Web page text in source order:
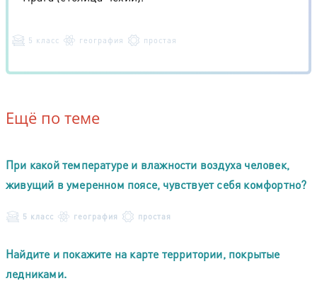
5 класс география простая
Ещё по теме
При какой температуре и влажности воздуха человек,
живущий в умеренном поясе, чувствует себя комфортно?
5 класс география простая
Найдите и покажите на карте территории, покрытые
ледниками.